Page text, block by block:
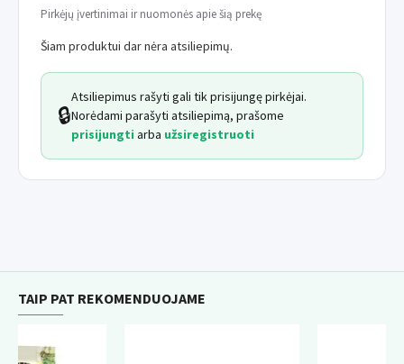
Pirkėjų įvertinimai ir nuomonės apie šią prekę
Šiam produktui dar nėra atsiliepimų.
🔒
Atsiliepimus rašyti gali tik prisijungę pirkėjai.
Norėdami parašyti atsiliepimą, prašome
prisijungti arba užsiregistruoti
TAIP PAT REKOMENDUOJAME